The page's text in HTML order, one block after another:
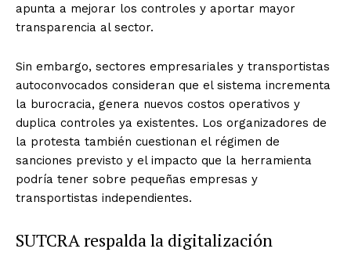
apunta a mejorar los controles y aportar mayor
transparencia al sector.
Sin embargo, sectores empresariales y transportistas
autoconvocados consideran que el sistema incrementa
la burocracia, genera nuevos costos operativos y
duplica controles ya existentes. Los organizadores de
la protesta también cuestionan el régimen de
sanciones previsto y el impacto que la herramienta
podría tener sobre pequeñas empresas y
transportistas independientes.
SUTCRA respalda la digitalización